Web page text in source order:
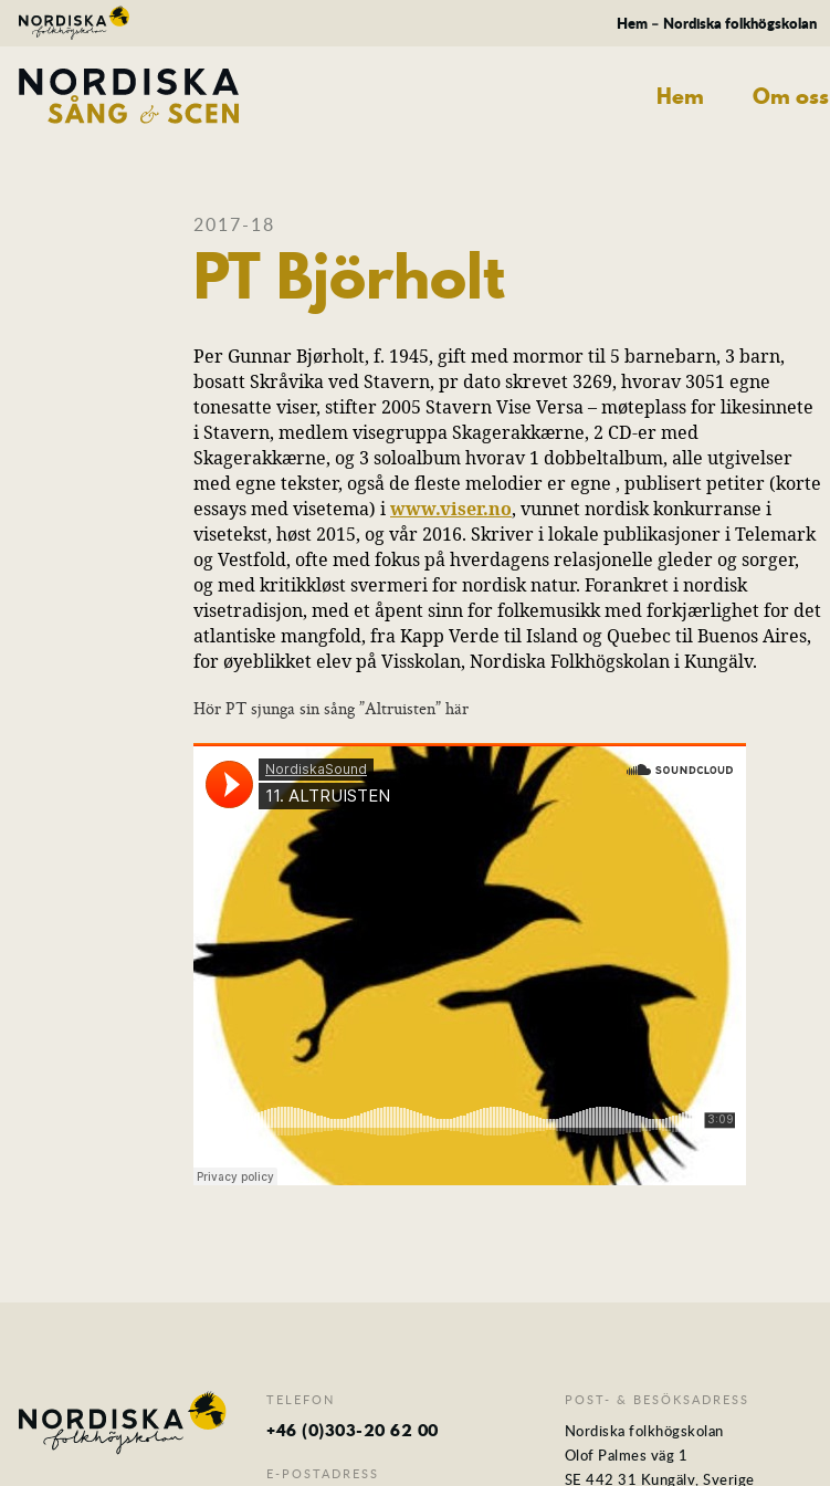
Hem – Nordiska folkhögskolan
Hem Om oss
2017-18
PT Björholt
Per Gunnar Bjørholt, f. 1945, gift med mormor til 5 barnebarn, 3 barn,
bosatt Skråvika ved Stavern, pr dato skrevet 3269, hvorav 3051 egne
tonesatte viser, stifter 2005 Stavern Vise Versa – møteplass for likesinnete
i Stavern, medlem visegruppa Skagerakkærne, 2 CD-er med
Skagerakkærne, og 3 soloalbum hvorav 1 dobbeltalbum, alle utgivelser
med egne tekster, også de fleste melodier er egne , publisert petiter (korte
essays med visetema) iwww.viser.no, vunnet nordisk konkurranse i
visetekst, høst 2015, og vår 2016. Skriver i lokale publikasjoner i Telemark
og Vestfold, ofte med fokus på hverdagens relasjonelle gleder og sorger,
og med kritikkløst svermeri for nordisk natur. Forankret i nordisk
visetradisjon, med et åpent sinn for folkemusikk med forkjærlighet for det
atlantiske mangfold, fra Kapp Verde til Island og Quebec til Buenos Aires,
for øyeblikket elev på Visskolan, Nordiska Folkhögskolan i Kungälv.
Hör PT sjunga sin sång ”Altruisten” här
TELEFON
+46 (0)303-20 62 00
E-POSTADRESS
POST- & BESÖKSADRESS
Nordiska folkhögskolan
Olof Palmes väg 1
SE 442 31 Kungälv, Sverige